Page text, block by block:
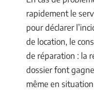
rapidement le
pour déclarer
de location, le
de réparation : la
dossier font
même en